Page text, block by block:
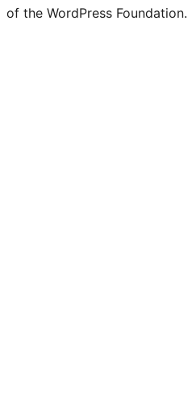
of the WordPress Foundation.